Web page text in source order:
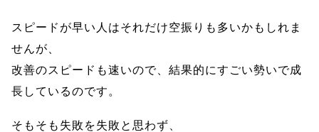
スピードが早い人はそれだけ空振りも多いかもしれま
せんが、
改善のスピードも速いので、結果的にすごい勢いで成
長しているのです。
そもそも失敗を失敗と思わず、